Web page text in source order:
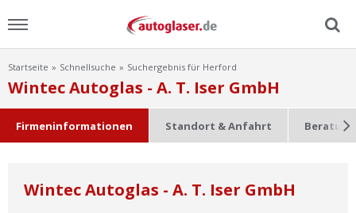
Menu
Home
Ratgeber
Startseite Schnellsuche Suchergebnis für Herford
Wintec Autoglas - A. T. Iser GmbH
Firmeninformationen Standort & Anfahrt
Wintec Autoglas - A. T. Iser GmbH